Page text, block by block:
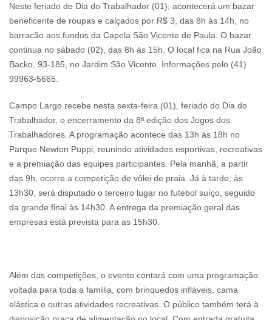
Neste feriado de Dia do Trabalhador (01), acontecerá um bazar
beneficente de roupas e calçados por R$ 3, das 8h às 14h, no
barracão aos fundos da Capela São Vicente de Paula. O bazar
continua no sábado (02), das 8h às 15h. O local fica na Rua João
Backo, 93-185, no Jardim São Vicente. Informações pelo (41)
99963-5665.
Campo Largo recebe nesta sexta-feira (01), feriado do Dia do
Trabalhador, o encerramento da 8ª edição dos Jogos dos
Trabalhadores. A programação acontece das 13h às 18h no
Parque Newton Puppi, reunindo atividades esportivas, recreativas
e a premiação das equipes participantes. Pela manhã, a partir
das 9h, ocorre a competição de vôlei de praia. Já à tarde, às
13h30, será disputado o terceiro lugar no futebol suíço, seguido
da grande final às 14h30. A entrega da premiação geral das
empresas está prevista para as 15h30.
Além das competições, o evento contará com uma programação
voltada para toda a família, com brinquedos infláveis, cama
elástica e outras atividades recreativas. O público também terá à